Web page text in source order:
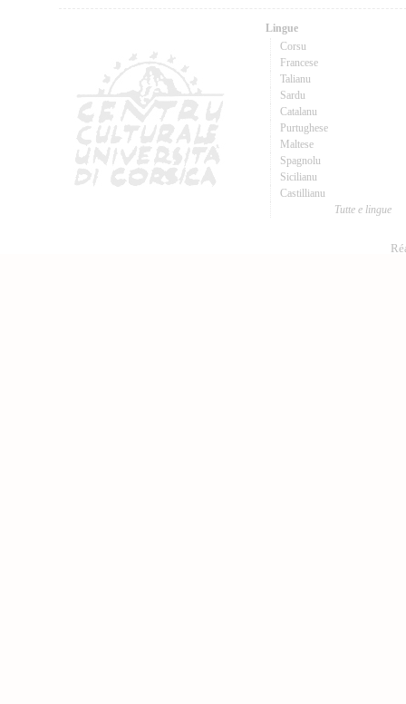
Lingue
Corsu
Francese
Talianu
Sardu
Catalanu
Purtughese
Maltese
Spagnolu
Sicilianu
Castillianu
Tutte e lingue